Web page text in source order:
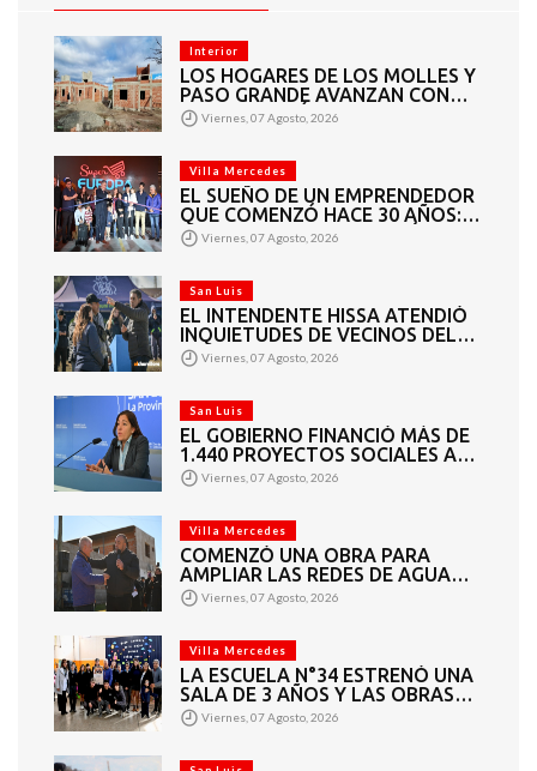
Interior
LOS HOGARES DE LOS MOLLES Y
PASO GRANDE AVANZAN CON
MAMPOSTERÍA E
INSTALACIONES
Viernes, 07 Agosto, 2026
Villa Mercedes
EL SUEÑO DE UN EMPRENDEDOR
QUE COMENZÓ HACE 30 AÑOS:
SUPER EUROPA INAUGURÓ SU
CUARTA SUCURSAL EN VILLA
Viernes, 07 Agosto, 2026
San Luis
EL INTENDENTE HISSA ATENDIÓ
INQUIETUDES DE VECINOS DEL
BARRIO AMPPARE
Viernes, 07 Agosto, 2026
San Luis
EL GOBIERNO FINANCIÓ MÁS DE
1.440 PROYECTOS SOCIALES A
2.200 ENTIDADES DE TODA LA
PROVINCIA
Viernes, 07 Agosto, 2026
Villa Mercedes
COMENZÓ UNA OBRA PARA
AMPLIAR LAS REDES DE AGUA
POTABLE Y CLOACAS EN VILLA
MERCEDES
Viernes, 07 Agosto, 2026
Villa Mercedes
LA ESCUELA N°34 ESTRENÓ UNA
SALA DE 3 AÑOS Y LAS OBRAS
QUE PERMITEN COMPLETAR EL
CICLO SECUNDARIO
Viernes, 07 Agosto, 2026